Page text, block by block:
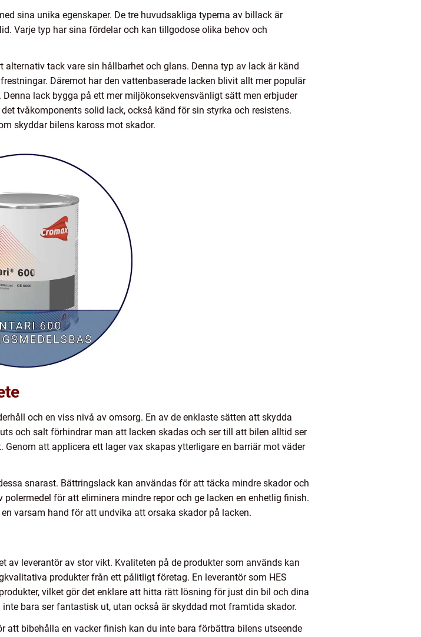
sina unika egenskaper. De tre huvudsakliga typerna av billack är
Varje typ har sina fördelar och kan tillgodose olika behov och
tack vare sin hållbarhet och glans. Denna typ av lack är känd
Däremot har den vattenbaserade lacken blivit allt mer populär
lack bygga på ett mer miljökonsekvensvänligt sätt men erbjuder
tvåkomponents solid lack, också känd för sin styrka och resistens.
skyddar bilens kaross mot skador.
och en viss nivå av omsorg. En av de enklaste sätten att skydda
och salt förhindrar man att lacken skadas och ser till att bilen alltid ser
att applicera ett lager vax skapas ytterligare en barriär mot väder
snarast. Bättringslack kan användas för att täcka mindre skador och
för att eliminera mindre repor och ge lacken en enhetlig finish.
varsam hand för att undvika att orsaka skador på lacken.
av leverantör av stor vikt. Kvaliteten på de produkter som används kan
produkter från ett pålitligt företag. En leverantör som HES
vilket gör det enklare att hitta rätt lösning för just din bil och dina
bara ser fantastisk ut, utan också är skyddad mot framtida skador.
bibehålla en vacker finish kan du inte bara förbättra bilens utseende